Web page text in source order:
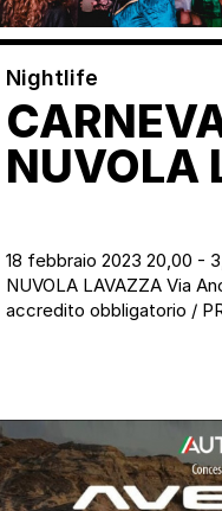
Nightlife
NUVOLA
18 febbraio 2023 20,00 -
NUVOLA LAVAZZA Via
accredito obbligatorio /